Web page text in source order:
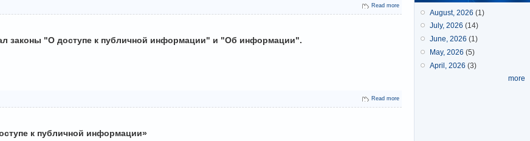
Read more
законы "О доступе к публичной информации" и "Об информации".
Read more
к публичной информации»
August, 2026 (1)
July, 2026 (14)
June, 2026 (1)
May, 2026 (5)
April, 2026 (3)
more